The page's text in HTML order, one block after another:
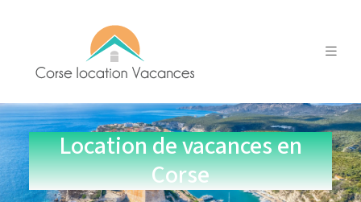
Location de vacances en
Corse